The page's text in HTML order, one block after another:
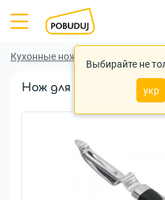
Выбирайте не
укр
Кухонные ножи
Нож для чистки
Gizmo 23см